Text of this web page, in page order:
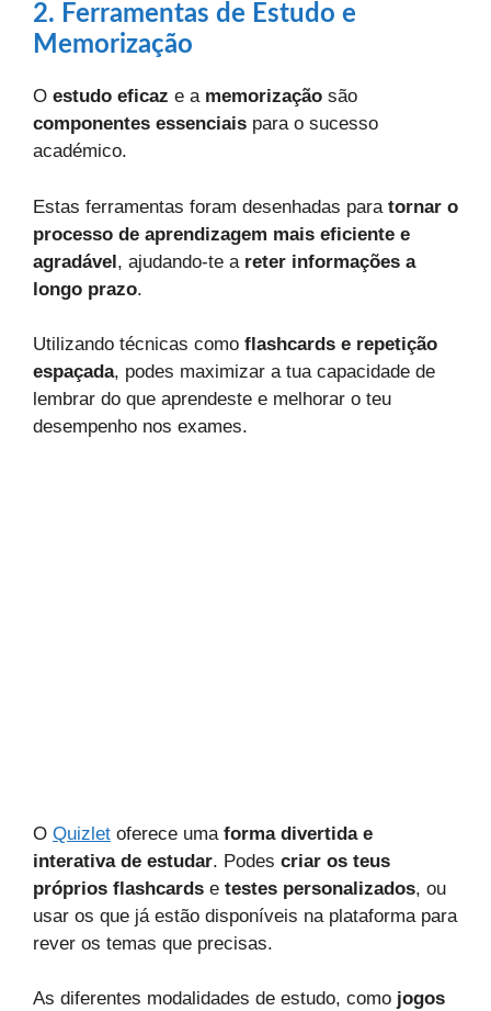
2. Ferramentas de Estudo e
Memorização
O estudo eficaz e a memorização são
componentes essenciais para o sucesso
académico.
Estas ferramentas foram desenhadas para tornar o
processo de aprendizagem mais eficiente e
agradável, ajudando-te a reter informações a
longo prazo.
Utilizando técnicas como flashcards e repetição
espaçada, podes maximizar a tua capacidade de
lembrar do que aprendeste e melhorar o teu
desempenho nos exames.
O Quizlet oferece uma forma divertida e
interativa de estudar. Podes criar os teus
próprios flashcards e testes personalizados, ou
usar os que já estão disponíveis na plataforma para
rever os temas que precisas.
As diferentes modalidades de estudo, como jogos